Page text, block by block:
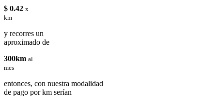
$ 0.42 x
km
y recorres un
aproximado de
300km al
mes
entonces, con nuestra modalidad
de pago por km serían